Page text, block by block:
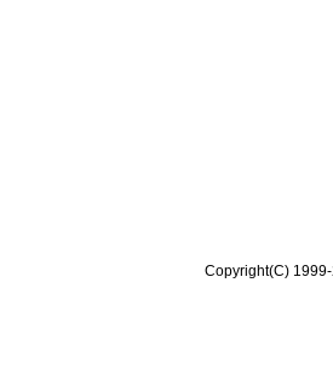
Copyright(C)